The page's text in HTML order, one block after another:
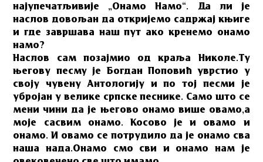
најупечатљивије „Онамо Намо“. Да ли је
наслов довољан да откријемо садржај књиге
и где завршава наш пут ако кренемо онамо
намо?
Наслов сам позајмио од краља Николе.Ту
његову песму је Богдан Поповић уврстио у
своју чувену Антологију и по тој песми је
убројан у велике српске песнике. Само што се
мени чини да је његово онамо више овамо,а
моје сасвим онамо. Косово је и овамо и
онамо. И овамо се потрудило да је онамо сва
наша нада.Онамо смо сви и онамо нам је